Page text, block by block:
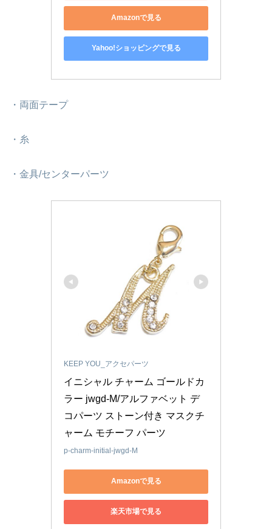
Amazonで見る
Yahoo!ショッピングで見る
・両面テープ
・糸
・金具/センターパーツ
KEEP YOU_アクセパーツ
イニシャル チャーム ゴールドカ
ラー jwgd-M/アルファベット デ
コパーツ ストーン付き マスクチ
ャーム モチーフ パーツ
p-charm-initial-jwgd-M
Amazonで見る
楽天市場で見る